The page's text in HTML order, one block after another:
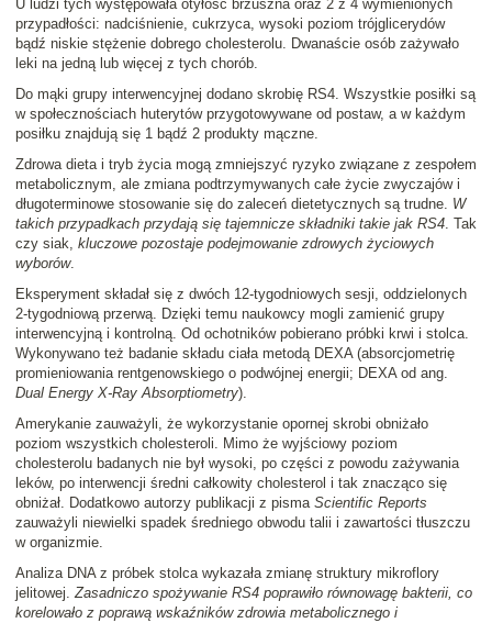
U ludzi tych występowała otyłość brzuszna oraz 2 z 4 wymienionych
przypadłości: nadciśnienie, cukrzyca, wysoki poziom trójglicerydów
bądź niskie stężenie dobrego cholesterolu. Dwanaście osób zażywało
leki na jedną lub więcej z tych chorób.
Do mąki grupy interwencyjnej dodano skrobię RS4. Wszystkie posiłki są
w społecznościach huterytów przygotowywane od postaw, a w każdym
posiłku znajdują się 1 bądź 2 produkty mączne.
Zdrowa dieta i tryb życia mogą zmniejszyć ryzyko związane z zespołem
metabolicznym, ale zmiana podtrzymywanych całe życie zwyczajów i
długoterminowe stosowanie się do zaleceń dietetycznych są trudne. W
takich przypadkach przydają się tajemnicze składniki takie jak RS4. Tak
czy siak, kluczowe pozostaje podejmowanie zdrowych życiowych
wyborów.
Eksperyment składał się z dwóch 12-tygodniowych sesji, oddzielonych
2-tygodniową przerwą. Dzięki temu naukowcy mogli zamienić grupy
interwencyjną i kontrolną. Od ochotników pobierano próbki krwi i stolca.
Wykonywano też badanie składu ciała metodą DEXA (absorcjometrię
promieniowania rentgenowskiego o podwójnej energii; DEXA od ang.
Dual Energy X-Ray Absorptiometry).
Amerykanie zauważyli, że wykorzystanie opornej skrobi obniżało
poziom wszystkich cholesteroli. Mimo że wyjściowy poziom
cholesterolu badanych nie był wysoki, po części z powodu zażywania
leków, po interwencji średni całkowity cholesterol i tak znacząco się
obniżał. Dodatkowo autorzy publikacji z pisma Scientific Reports
zauważyli niewielki spadek średniego obwodu talii i zawartości tłuszczu
w organizmie.
Analiza DNA z próbek stolca wykazała zmianę struktury mikroflory
jelitowej.Zasadniczo spożywanie RS4 poprawiło równowagę bakterii, co
korelowało z poprawą wskaźników zdrowia metabolicznego i